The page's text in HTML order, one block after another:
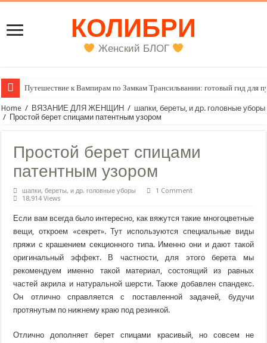
КОЛИБРИ
Женский БЛОГ
Путешествие к Вампирам по Замкам Трансильвании: готовый гид для
Женский внутренний голос
Home / ВЯЗАНИЕ ДЛЯ ЖЕНЩИН / шапки, береты, и др. головные уборы
/ Простой берет спицами патентным узором
Простой берет спицами
патентным узором
шапки, береты, и др. головные уборы
1 Comment
18,914 Views
Если вам всегда было интересно, как вяжутся такие многоцветные
вещи, откроем «секрет». Тут используются специальные виды
пряжи с крашением секционного типа. Именно они и дают такой
оригинальный эффект. В частности, для этого берета мы
рекомендуем именно такой материал, состоящий из равных
частей акрила и натуральной шерсти. Также добавлен спандекс.
Он отлично справляется с поставленной задачей, будучи
протянутым по нижнему краю под резинкой.
Отлично дополняет берет спицами красивый, но совсем не